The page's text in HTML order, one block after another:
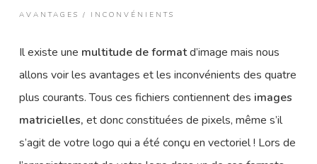
AVANTAGES / INCONVÉNIENTS
Il existe une multitude de formatd’image mais nous
allons voir les avantages et les inconvénients des quatre
plus courants. Tous ces fichiers contiennent des images
matricielles, et donc constituées de pixels, même s’il
s’agit de votre logo qui a été conçu en vectoriel ! Lors de